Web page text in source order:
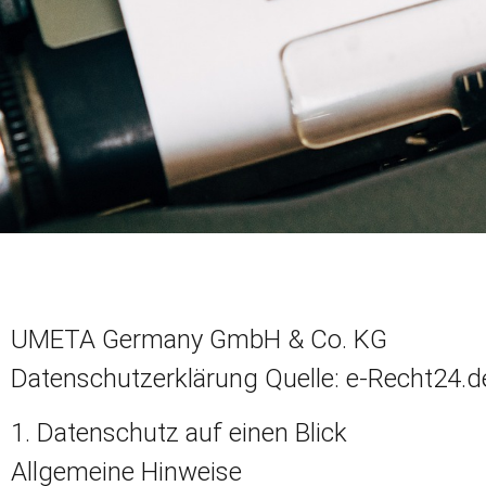
UMETA Germany GmbH & Co. KG
Datenschutzerklärung Quelle: e-
1. Datenschutz auf einen Blick
Allgemeine Hinweise